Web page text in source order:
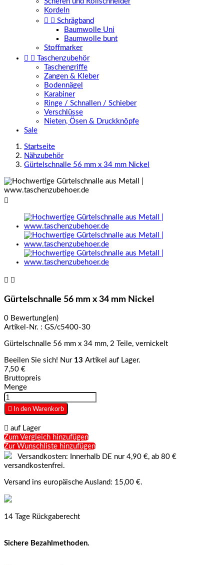
Kordeln
  Schrägband
Baumwolle Uni
Baumwolle bunt
Stoffmarker
 
Taschenzubehör
Taschengriffe
Zangen & Kleber
Bodennägel
Karabiner
Ringe / Schnallen / Schieber
Verschlüsse
Nieten, Ösen & Druckknöpfe
Sale
Startseite
Nähzubehör
Gürtelschnalle 56 mm x 34 mm Nickel

 
Gürtelschnalle 56 mm x 34 mm Nickel
0 Bewertung(en)
Artikel-Nr. : GS/c5400-30
Gürtelschnalle 56 mm x 34 mm, 2 Teile, vernickelt
Beeilen Sie sich! Nur 13 Artikel auf Lager.
7,50 €
Bruttopreis
Menge
 In den Warenkorb
 auf Lager
Zum Vergleich hinzufügen
Zur Wunschliste hinzufügen
Versandkosten: Innerhalb DE nur 4,90 €, ab 80 €
versandkostenfrei.
Versand ins europäische Ausland: 15,00 €.
14 Tage Rückgaberecht
Sichere Bezahlmethoden.